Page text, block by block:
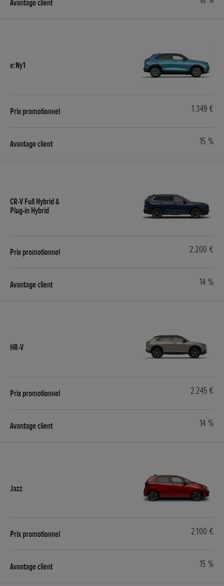
1.349 €
15 %
2.200 €
14 %
2.245 €
14 %
2.100 €
15 %